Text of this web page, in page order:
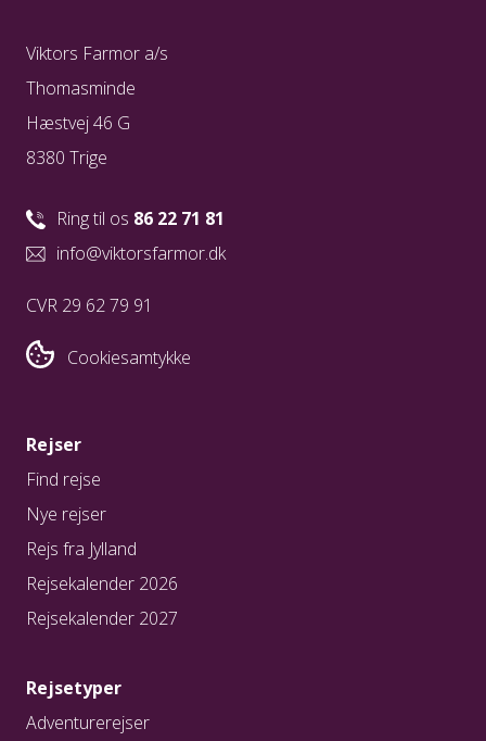
Viktors Farmor a/s
Thomasminde
Hæstvej 46 G
8380 Trige
Ring til os 86 22 71 81
info@viktorsfarmor.dk
CVR 29 62 79 91
Cookiesamtykke
Rejser
Find rejse
Nye rejser
Rejs fra Jylland
Rejsekalender 2026
Rejsekalender 2027
Rejsetyper
Adventurerejser